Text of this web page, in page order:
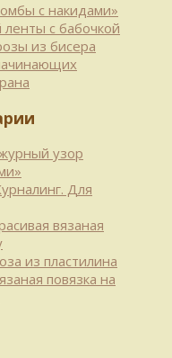
с накидами»
ленты с бабочкой
из бисера
узор
Для
вязаная
из пластилина
повязка на